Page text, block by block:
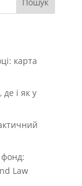
карта
і як у
Law